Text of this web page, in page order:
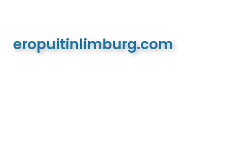
eropuitinlimburg.com